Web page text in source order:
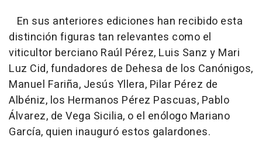
En sus anteriores ediciones han recibido esta
distinción figuras tan relevantes como el
viticultor berciano Raúl Pérez, Luis Sanz y Mari
Luz Cid, fundadores de Dehesa de los Canónigos,
Manuel Fariña, Jesús Yllera, Pilar Pérez de
Albéniz, los Hermanos Pérez Pascuas, Pablo
Álvarez, de Vega Sicilia, o el enólogo Mariano
García, quien inauguró estos galardones.